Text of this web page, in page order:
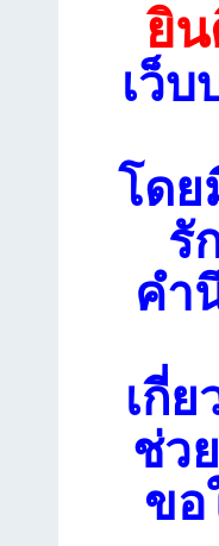
ยิน
เว็
โดย
รั
คำ
เกี่
ช่ว
ขอ